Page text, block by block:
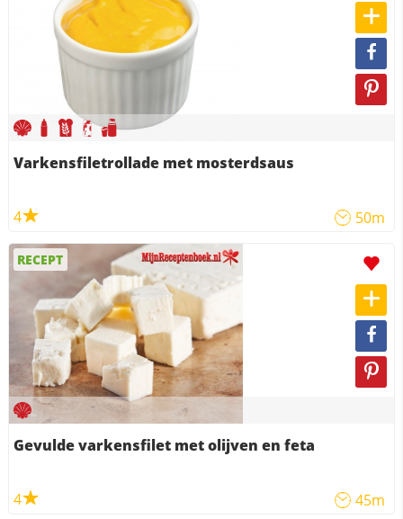
Varkensfiletrollade met mosterdsaus
4 50m
RECEPT
Gevulde varkensfilet met olijven en feta
4 45m